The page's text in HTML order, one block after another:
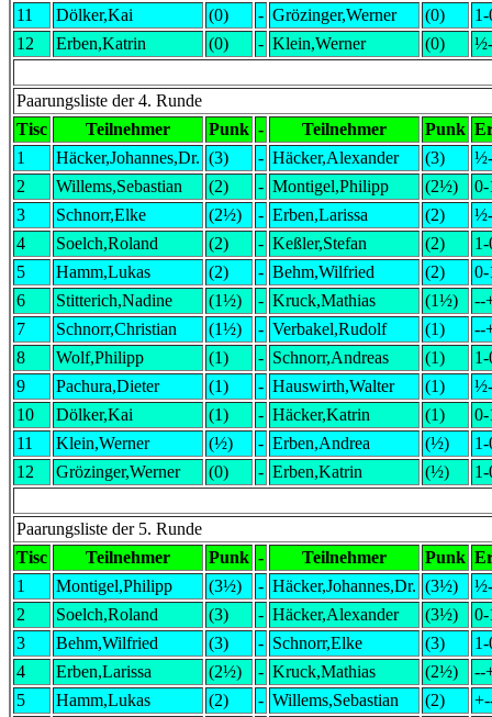
11
Dölker,Kai (0) - Grözinger,Werner (0)
1-
12
Erben,Katrin (0) - Klein,Werner (0)
Paarungsliste der 4. Runde
Tisc
Teilnehmer Punk - Teilnehmer Punk
1
Häcker,Johannes,Dr. (3) - Häcker,Alexander (3)
2
Willems,Sebastian (2) - Montigel,Philipp (2½)
0-
3
Schnorr,Elke (2½) - Erben,Larissa (2)
4
Soelch,Roland (2) - Keßler,Stefan (2)
1-
5
Hamm,Lukas (2) - Behm,Wilfried (2)
0-
6
Stitterich,Nadine (1½) - Kruck,Mathias (1½)
--
7
Schnorr,Christian (1½) - Verbakel,Rudolf (1)
--
8
Wolf,Philipp (1) - Schnorr,Andreas (1)
1-
9
Pachura,Dieter (1) - Hauswirth,Walter (1)
10
Dölker,Kai (1) - Häcker,Katrin (1)
0-
11
Klein,Werner (½) - Erben,Andrea (½)
1-
12
Grözinger,Werner (0) - Erben,Katrin (½) 1-
Paarungsliste der 5. Runde
Tisc
Teilnehmer Punk - Teilnehmer Punk
1
Montigel,Philipp (3½) - Häcker,Johannes,Dr. (3½)
2
Soelch,Roland (3) - Häcker,Alexander (3½)
0-
3
Behm,Wilfried (3) - Schnorr,Elke (3)
1-
4
Erben,Larissa (2½) - Kruck,Mathias (2½)
--
5
Hamm,Lukas (2) - Willems,Sebastian (2)